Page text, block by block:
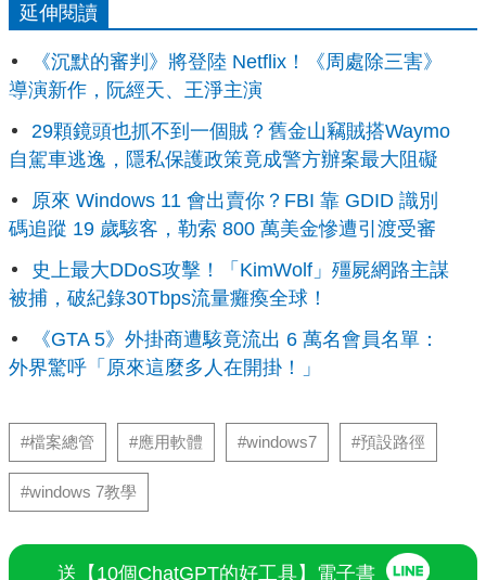
延伸閱讀
《沉默的審判》將登陸 Netflix！《周處除三害》
導演新作，阮經天、王淨主演
29顆鏡頭也抓不到一個賊？舊金山竊賊搭Waymo
自駕車逃逸，隱私保護政策竟成警方辦案最大阻礙
原來 Windows 11 會出賣你？FBI 靠 GDID 識別
碼追蹤 19 歲駭客，勒索 800 萬美金慘遭引渡受審
史上最大DDoS攻擊！「KimWolf」殭屍網路主謀
被捕，破紀錄30Tbps流量癱瘓全球！
《GTA 5》外掛商遭駭竟流出 6 萬名會員名單：
外界驚呼「原來這麼多人在開掛！」
#檔案總管 #應用軟體 #windows7 #預設路徑
#windows 7教學
送【10個ChatGPT的好工具】電子書